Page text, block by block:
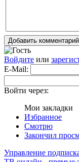
Добавить комментарий
Войдите или
E-Mail:
Войти через:
Мои закладки
Избранное
Смотрю
Закончил
Управление